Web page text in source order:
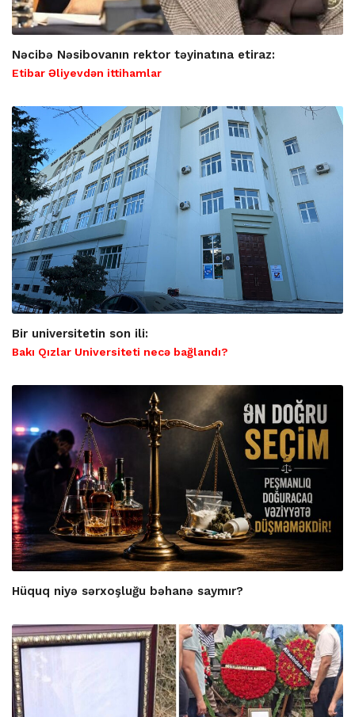
Nəcibə Nəsibovanın rektor təyinatına etiraz:
Etibar Əliyevdən ittihamlar
Bir universitetin son ili:
Bakı Qızlar Universiteti necə bağlandı?
Hüquq niyə sərxoşluğu bəhanə saymır?